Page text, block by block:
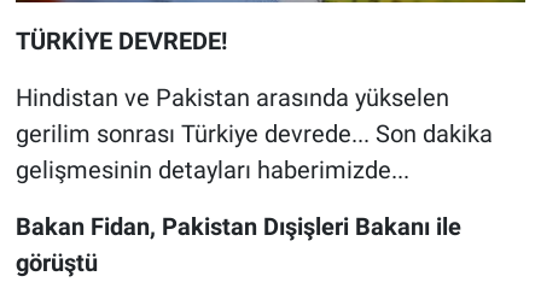
TÜRKİYE DEVREDE!
Hindistan ve Pakistan arasında yükselen
gerilim sonrası Türkiye devrede... Son dakika
gelişmesinin detayları haberimizde...
Bakan Fidan, Pakistan Dışişleri Bakanı ile
görüştü